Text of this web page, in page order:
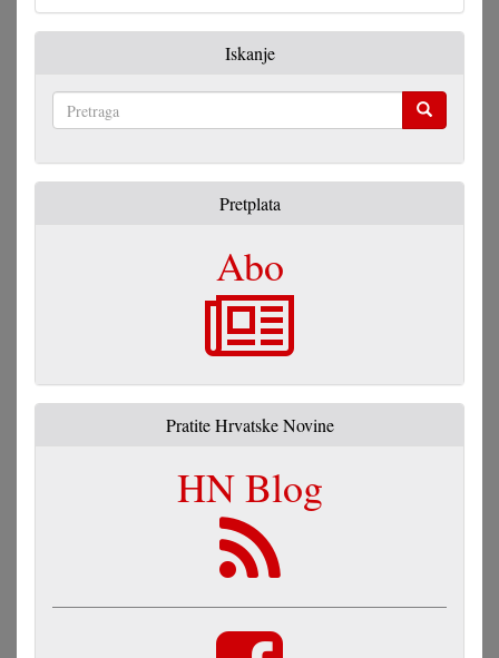
Iskanje
Pretplata
Abo
Pratite Hrvatske Novine
HN Blog